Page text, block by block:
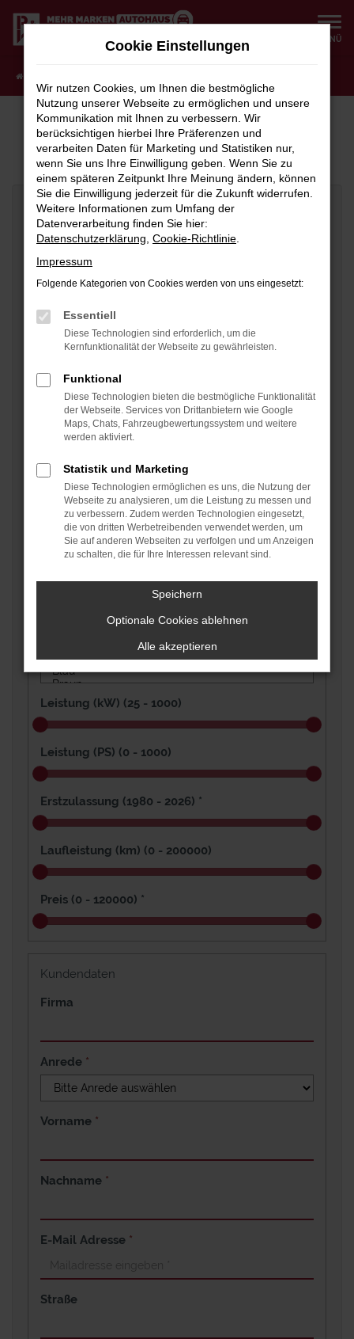
Zum
Hauptinhalt
MENÜ
JETZT WUNSCHFAHRZEUG
ANFRAGEN
Fahrzeugdaten
Modell
Fahrzeugzustand auswählen
Kraftstoffart auswählen
Getriebe auswählen
Leistung (kW) (25 - 1000)
Leistung (PS) (0 - 1000)
Erstzulassung (1980 - 2026) *
Laufleistung (km) (0 - 200000)
Preis (0 - 120000) *
Kundendaten
Firma
Anrede *
Vorname *
Nachname *
E-Mail Adresse *
Straße
Cookie Einstellungen
Wir nutzen Cookies, um Ihnen die bestmögliche
Nutzung unserer Webseite zu ermöglichen und unsere
Kommunikation mit Ihnen zu verbessern. Wir
berücksichtigen hierbei Ihre Präferenzen und
verarbeiten Daten für Marketing und Statistiken nur,
wenn Sie uns Ihre Einwilligung geben. Wenn Sie zu
einem späteren Zeitpunkt Ihre Meinung ändern, können
Sie die Einwilligung jederzeit für die Zukunft widerrufen.
Weitere Informationen zum Umfang der
Datenverarbeitung finden Sie hier:
Datenschutzerklärung Cookie-Richtlinie
Impressum
Folgende Kategorien von Cookies werden von uns eingesetzt:
Essentiell
Diese Technologien sind erforderlich, um die
Kernfunktionalität der Webseite zu gewährleisten.
Funktional
Diese Technologien bieten die bestmögliche Funktionalität
der Webseite. Services von Drittanbietern wie Google
Maps, Chats, Fahrzeugbewertungssystem und weitere
werden aktiviert.
Statistik und Marketing
Diese Technologien ermöglichen es uns, die Nutzung der
Webseite zu analysieren, um die Leistung zu messen und
zu verbessern. Zudem werden Technologien eingesetzt,
die von dritten Werbetreibenden verwendet werden, um
Sie auf anderen Webseiten zu verfolgen und um Anzeigen
zu schalten, die für Ihre Interessen relevant sind.
Speichern
Optionale Cookies ablehnen
Alle akzeptieren